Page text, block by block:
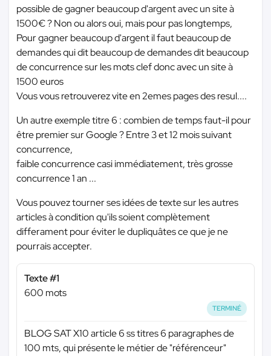
possible de gagner beaucoup d'argent avec un site à
1500€ ? Non ou alors oui, mais pour pas longtemps,
Pour gagner beaucoup d'argent il faut beaucoup de
demandes qui dit beaucoup de demandes dit beaucoup
de concurrence sur les mots clef donc avec un site à
1500 euros
Vous vous retrouverez vite en 2emes pages des resul....
Un autre exemple titre 6 : combien de temps faut-il pour
être premier sur Google ? Entre 3 et 12 mois suivant
concurrence,
faible concurrence casi immédiatement, très grosse
concurrence 1 an ...
Vous pouvez tourner ses idées de texte sur les autres
articles à condition qu'ils soient complètement
differament pour éviter le dupliquâtes ce que je ne
pourrais accepter.
Texte #1
600 mots
TERMINÉ
BLOG SAT X10 article 6 ss titres 6 paragraphes de
100 mts, qui présente le métier de "référenceur"